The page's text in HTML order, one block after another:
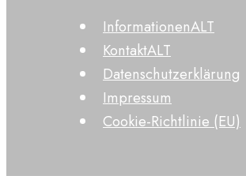
InformationenALT
KontaktALT
Datenschutzerklärung
Impressum
Cookie-Richtlinie (EU)